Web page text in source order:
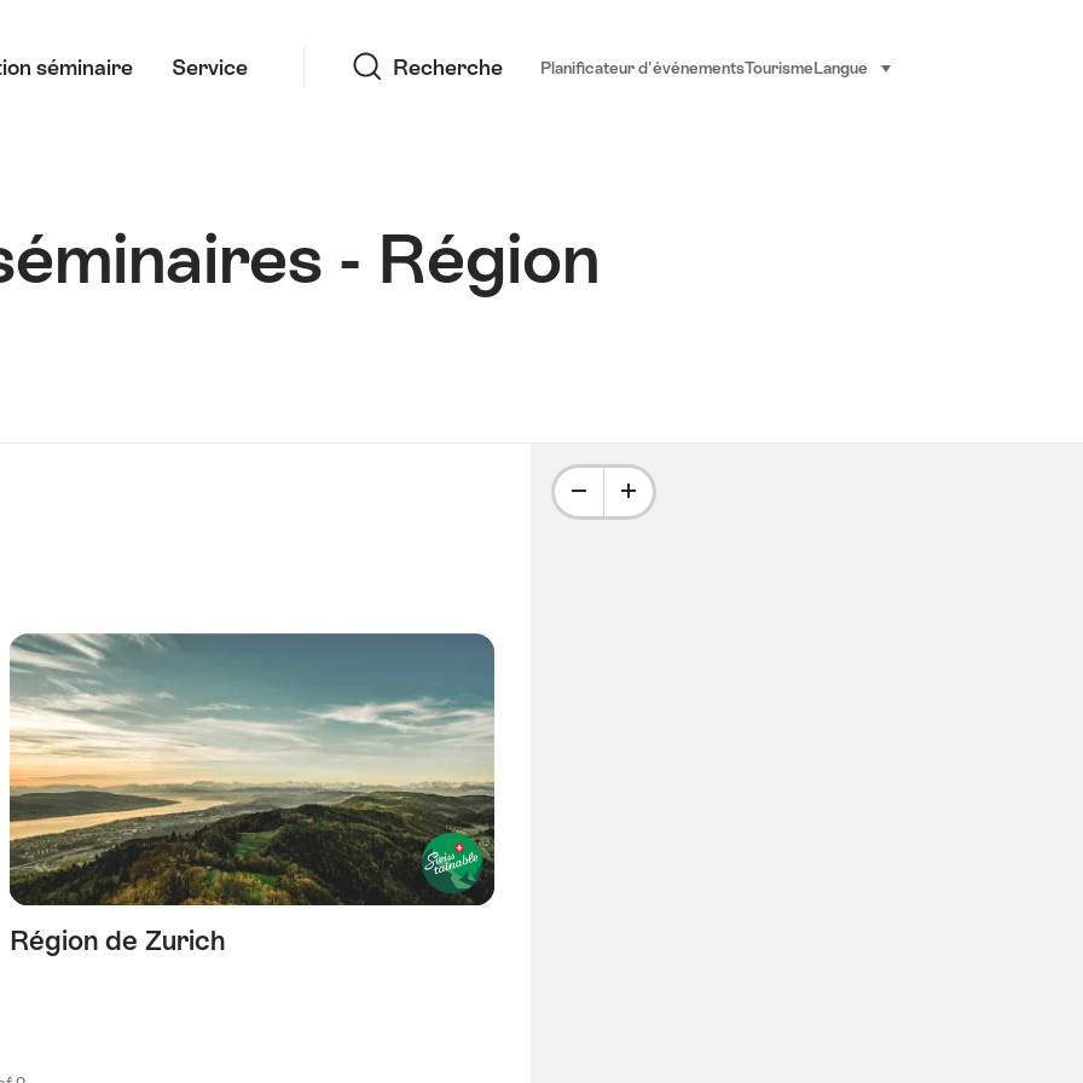
séminaire Service Recherche Planificateur d'événementsTourisme Langue sélectionner (cliquer pour
- Région
Région de Zurich